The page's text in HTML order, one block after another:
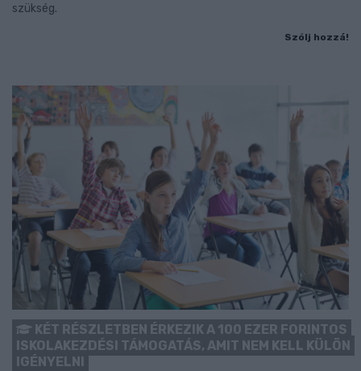
szükség.
Szólj hozzá!
KÉT RÉSZLETBEN ÉRKEZIK A 100 EZER FORINTOS
ISKOLAKEZDÉSI TÁMOGATÁS, AMIT NEM KELL KÜLÖN
IGÉNYELNI